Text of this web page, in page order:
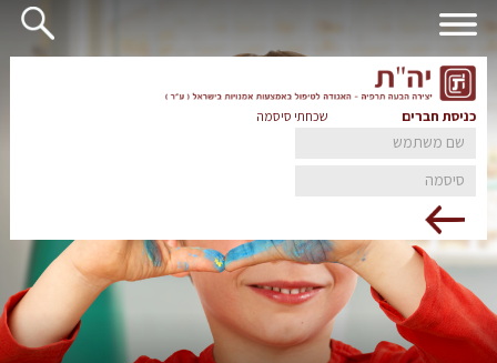
כניסת חברים שכחתי סיסמה